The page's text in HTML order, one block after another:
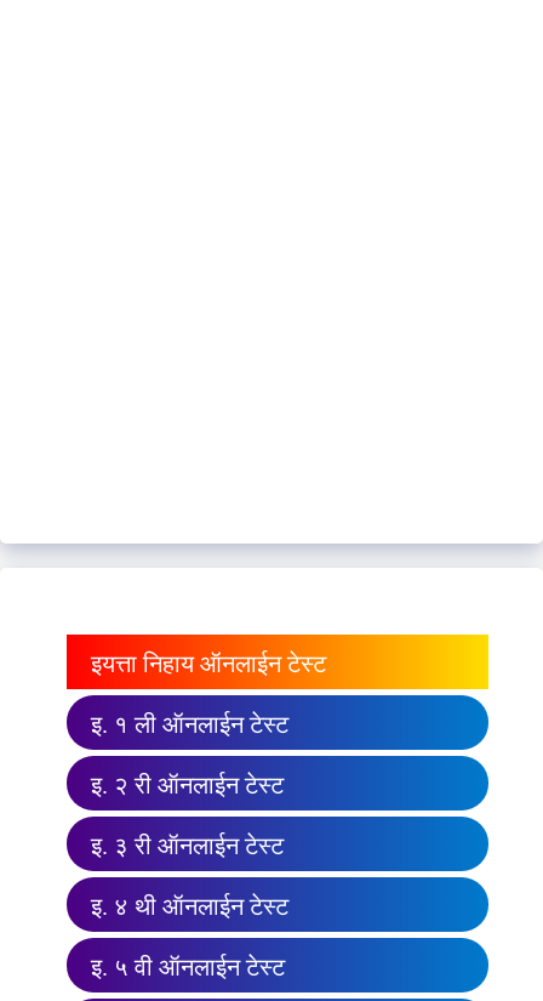
इयत्ता निहाय ऑनलाईन टेस्ट
इ. १ ली ऑनलाईन टेस्ट
इ. २ री ऑनलाईन टेस्ट
इ. ३ री ऑनलाईन टेस्ट
इ. ४ थी ऑनलाईन टेस्ट
इ. ५ वी ऑनलाईन टेस्ट